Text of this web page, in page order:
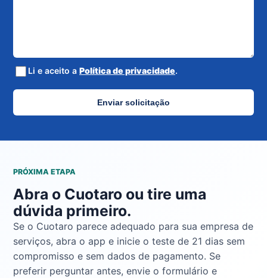
Li e aceito a Política de privacidade.
Enviar solicitação
PRÓXIMA ETAPA
Abra o Cuotaro ou tire uma
dúvida primeiro.
Se o Cuotaro parece adequado para sua empresa de
serviços, abra o app e inicie o teste de 21 dias sem
compromisso e sem dados de pagamento. Se
preferir perguntar antes, envie o formulário e